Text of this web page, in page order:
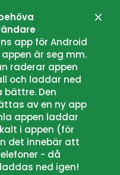
app för Android
är seg mm.
raderar appen
och laddar ned
bättre. Den
av en ny app
appen laddar
i appen (för
det innebär att
- då
ned igen!